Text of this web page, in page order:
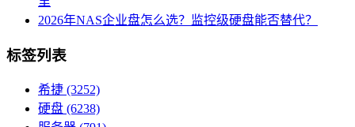
2026年NAS企业盘怎么选？监控级硬盘能否替代？
标签列表
希捷 (3252)
硬盘 (6238)